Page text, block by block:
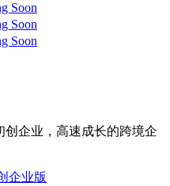
Soon
Soon
Soon
创企业，高速成长的跨境企
企业版